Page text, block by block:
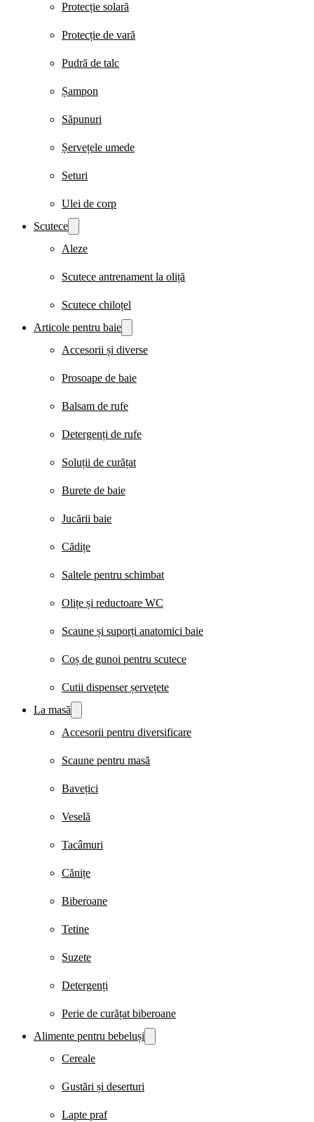
Protecție solară
Protecție de vară
Pudră de talc
Șampon
Săpunuri
Șervețele umede
Seturi
Ulei de corp
Scutece
Aleze
Scutece antrenament la oliță
Scutece chiloțel
Articole pentru baie
Accesorii și diverse
Prosoape de baie
Balsam de rufe
Detergenți de rufe
Soluții de curățat
Burete de baie
Jucării baie
Cădițe
Saltele pentru schimbat
Olițe și reductoare WC
Scaune și suporți anatomici baie
Coș de gunoi pentru scutece
Cutii dispenser șervețete
La masă
Accesorii pentru diversificare
Scaune pentru masă
Bavețici
Veselă
Tacâmuri
Cănițe
Biberoane
Tetine
Suzete
Detergenți
Perie de curățat biberoane
Alimente pentru bebeluși
Cereale
Gustări și deserturi
Lapte praf